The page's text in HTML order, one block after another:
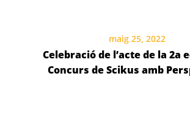
maig 25, 2022
Celebració de l’acte de la 2a
Concurs de Scikus amb